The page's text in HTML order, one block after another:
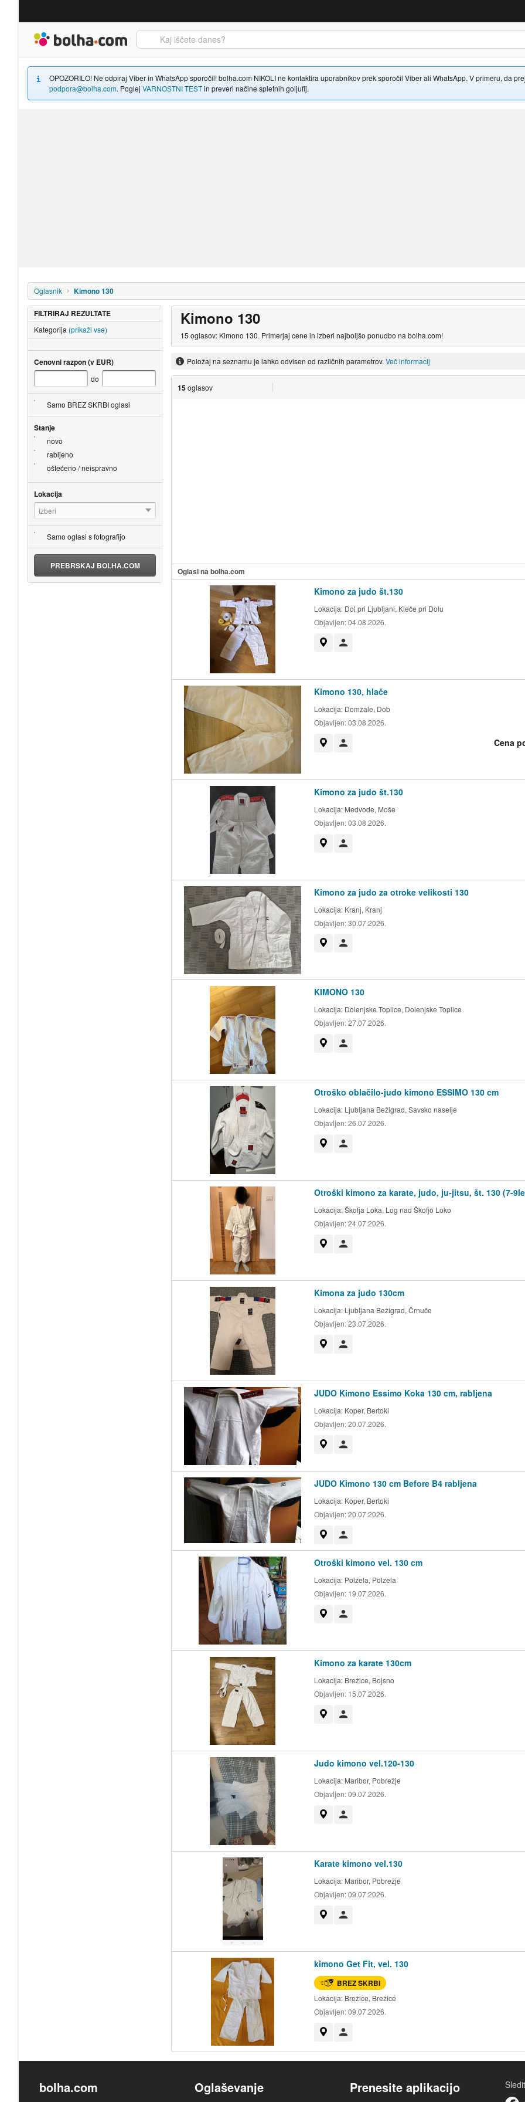
OPOZORILO! Ne odpiraj Viber in WhatsApp sporočil! bolha.com NIKOLI ne kontaktira uporabnikov prek sporočil Viber ali WhatsApp. V primeru, da
podpora@bolha.com. Poglej VARNOSTNI TESTin preveri načine spletnih goljufij.
Oglasnik Kimono 130
Kimono 130
15 oglasov: Kimono 130. Primerjaj cene in izberi najboljšo ponudbo na bolha.com!
Položaj na seznamu je lahko odvisen od različnih parametrov. Več informacij
15oglasov
Oglasi na bolha.com
Kimono za judo št.130
Lokacija: Dol pri Ljubljani, Kleče pri Dolu
Objavljen:04.08.2026.
Kimono 130, hlače
Lokacija: Domžale, Dob
Objavljen:03.08.2026.
Cena
Kimono za judo št.130
Lokacija: Medvode, Moše
Objavljen:03.08.2026.
Kimono za judo za otroke velikosti 130
Lokacija: Kranj, Kranj
Objavljen:30.07.2026.
KIMONO 130
Lokacija: Dolenjske Toplice, Dolenjske Toplice
Objavljen:27.07.2026.
Otroško oblačilo-judo kimono ESSIMO 130 cm
Lokacija: Ljubljana Bežigrad, Savsko naselje
Objavljen:26.07.2026.
Otroški kimono za karate, judo, ju-jitsu, št. 130 (7-
Lokacija:Škofja Loka, Log nad Škofjo Loko
Objavljen:24.07.2026.
Kimona za judo 130cm
Lokacija: Ljubljana Bežigrad, Črnuče
Objavljen:23.07.2026.
JUDO Kimono Essimo Koka 130 cm, rabljena
Lokacija: Koper, Bertoki
Objavljen:20.07.2026.
JUDO Kimono 130 cm Before B4 rabljena
Lokacija: Koper, Bertoki
Objavljen:20.07.2026.
Otroški kimono vel. 130 cm
Lokacija: Polzela, Polzela
Objavljen: 19.07.2026.
Kimono za karate 130cm
Lokacija: Brežice, Bojsno
Objavljen: 15.07.2026.
Judo kimono vel.120-130
Lokacija: Maribor, Pobrežje
Objavljen:09.07.2026.
Karate kimono vel.130
Lokacija: Maribor, Pobrežje
Objavljen:09.07.2026.
kimono Get Fit, vel. 130
BREZ SKRBI
Lokacija: Brežice, Brežice
Objavljen:09.07.2026.
FILTRIRAJ REZULTATE
Kategorija (prikaži vse)
Cenovni razpon (v EUR)
do
Samo BREZ SKRBI oglasi
Stanje
novo
rabljeno
oštećeno / neispravno
Lokacija
Izberi
Samo oglasi s fotografijo
PREBRSKAJ BOLHA.COM
bolha.com Oglaševanje Prenesite aplikacijo